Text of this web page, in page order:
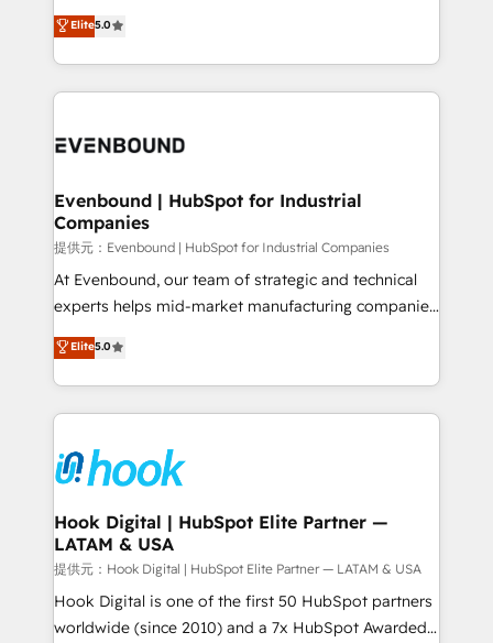
The synergies generated by these integrations,
together with the combination of talents, skills,
to accompany companies on their digital
helps mid-market revenue teams transform how
they sell, market, and serve. We don't just build your
HubSpot—we teach your team to own it, then stay
to help you keep winning. What We Do ⚙️ CRM
Data & Content 📈 Sales & Marketing Alignment +
Agent Creation 🔄 Custom Integrations & Data
Migration Why 1406 We become part of your team.
Your team learns while we build. We fix what others
broke. Built for mid-market reality—practical
solutions that work with your actual headcount and
HubSpot partners 🔄 Top 5% globally in client
retention 📅 8+ years of consistent results since 2017
move beyond spreadsheets into unified systems
that drive real business results.
Elite5.0
Evenbound | HubSpot for Industrial
Companies
提供元：Evenbound | HubSpot for Industrial Companies
At Evenbound, our team of strategic and technical
experts helps mid-market manufacturing companies
achieve real growth. We specialize in delivering
tailored solutions that drive results by leveraging
HubSpot’s platform and data to fuel success.
Technical Solutions: - HubSpot Technical Consulting -
Onboarding - Data Migration & Integrations -
Technical Audit & Optimization Strategic Solutions: -
Revenue Operations - Inbound Marketing -
Outbound Marketing - HubSpot CMS Website
Design & Development We empower our clients to
reach their full potential by providing transparent,
relationship-driven support. With over 300 HubSpot
Elite5.0
Hook Digital | HubSpot Elite Partner —
LATAM & USA
提供元：Hook Digital | HubSpot Elite Partner — LATAM & USA
Hook Digital is one of the first 50 HubSpot partners
worldwide (since 2010) and a 7x HubSpot Awarded